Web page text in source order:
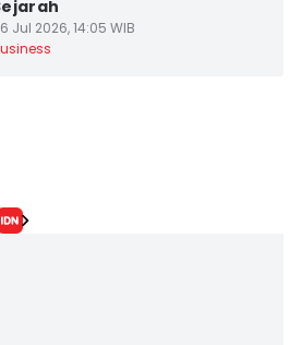
Jul 2026, 14:05 WIB